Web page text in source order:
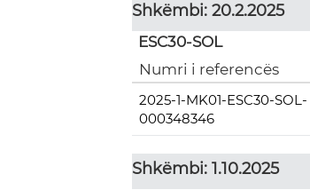
Shkëmbi: 20.2.2025
ESC30-SOL
Numri i referencës
2025-1-MK01-ESC30-SOL-
000348346
Shkëmbi: 1.10.2025